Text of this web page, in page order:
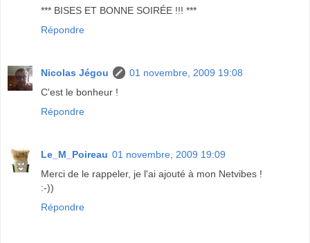
*** BISES ET BONNE SOIRÉE !!! ***
Répondre
Nicolas Jégou
01 novembre, 2009 19:08
C'est le bonheur !
Répondre
Le_M_Poireau 01 novembre, 2009 19:09
Merci de le rappeler, je l'ai ajouté à mon Netvibes !
:-))
Répondre